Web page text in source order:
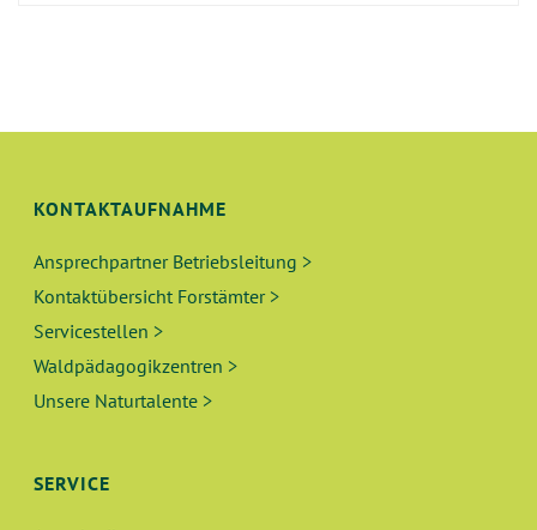
KONTAKTAUFNAHME
Ansprechpartner Betriebsleitung >
Kontaktübersicht Forstämter >
Servicestellen >
Waldpädagogikzentren >
Unsere Naturtalente >
SERVICE